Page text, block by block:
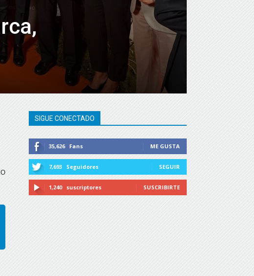
SIGUE CONECTADO
35,626 Fans ME GUSTA
7,693 Seguidores SEGUIR
1,240 suscriptores SUSCRIBIRTE